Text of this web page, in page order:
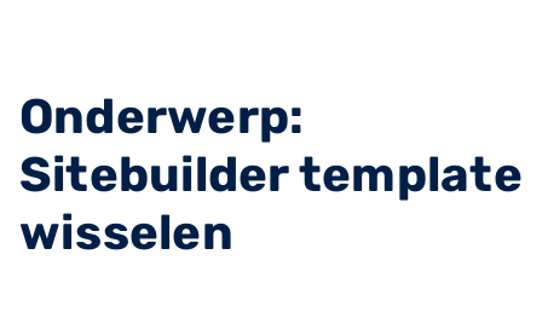
Onderwerp:
Sitebuilder template
wisselen